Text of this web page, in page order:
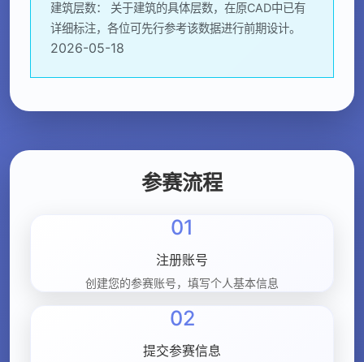
建筑层数： 关于建筑的具体层数，在原CAD中已有
详细标注，各位可先行参考该数据进行前期设计。
2026-05-18
参赛流程
01
注册账号
创建您的参赛账号，填写个人基本信息
02
提交参赛信息